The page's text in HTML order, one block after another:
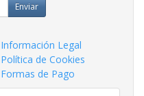
Enviar
Información Legal
Política de Cookies
Formas de Pago